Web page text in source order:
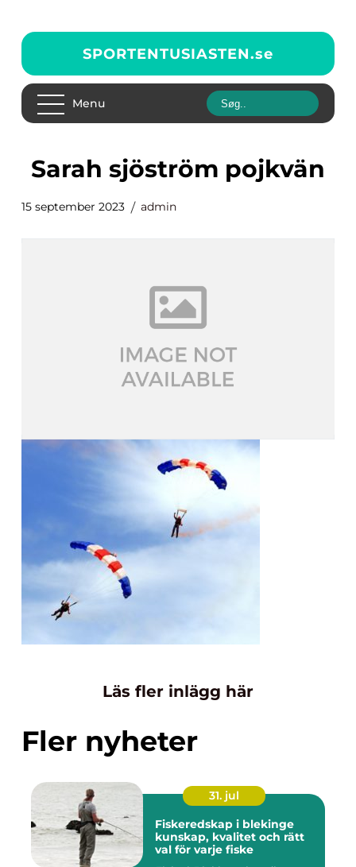
SPORTENTUSIASTEN.se
Menu
sarah sjöström pojkvän
15 september 2023 admin
Läs fler inlägg här
Fler nyheter
31. jul
Fiskeredskap i blekinge
kunskap, kvalitet och rätt
val för varje fiske